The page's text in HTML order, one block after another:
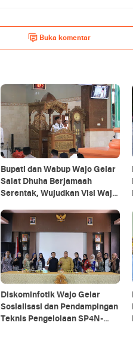
Buka komentar
Bupati dan Wabup Wajo Gelar
Salat Dhuha Berjamaah
Serentak, Wujudkan Visi Wajo
Diskominfotik Wajo Gelar
Sosialisasi dan Pendampingan
Teknis Pengelolaan SP4N-